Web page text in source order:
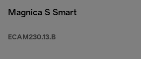
Magnica S Smart
ECAM230.13.B